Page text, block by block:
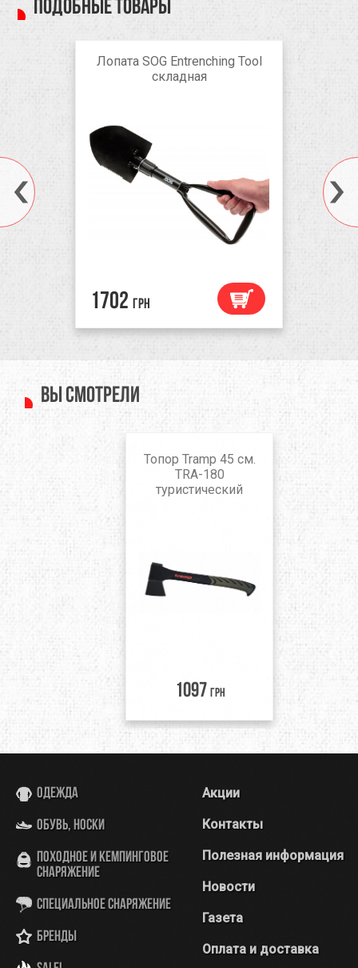
Подобные товары
Лопата SOG Entrenching Tool
складная
1702 грн
Вы смотрели
Топор Tramp 45 см.
TRA-180
туристический
1097 грн
Одежда
Обувь, носки
Походное и кемпинговое
снаряжение
Специальное снаряжение
Бренды
Акции
Контакты
Полезная информация
Новости
Газета
Оплата и доставка